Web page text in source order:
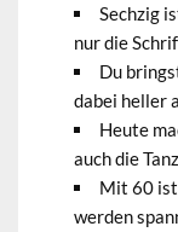
Sechzig
nur die
Du
dabei heller
Heute
auch die
Mit 60 ist
werden